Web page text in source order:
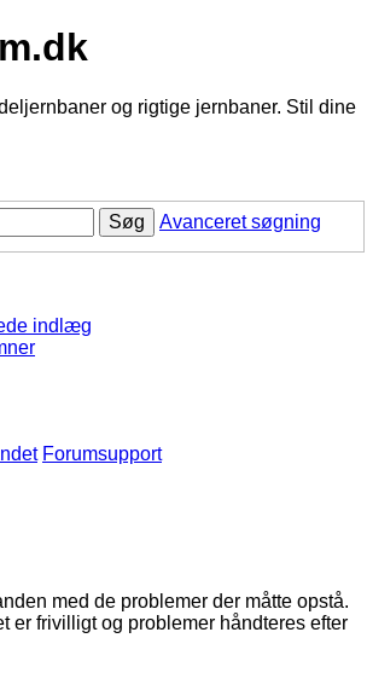
og rigtige jernbaner. Stil dine
Søg Avanceret søgning
indlæg
Forumsupport
med de problemer der måtte opstå.
er frivilligt og problemer håndteres efter